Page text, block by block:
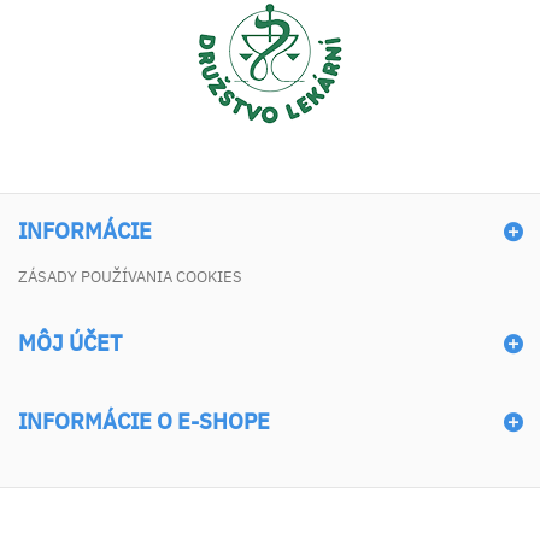
INFORMÁCIE
ZÁSADY POUŽÍVANIA COOKIES
MÔJ ÚČET
INFORMÁCIE O E-SHOPE